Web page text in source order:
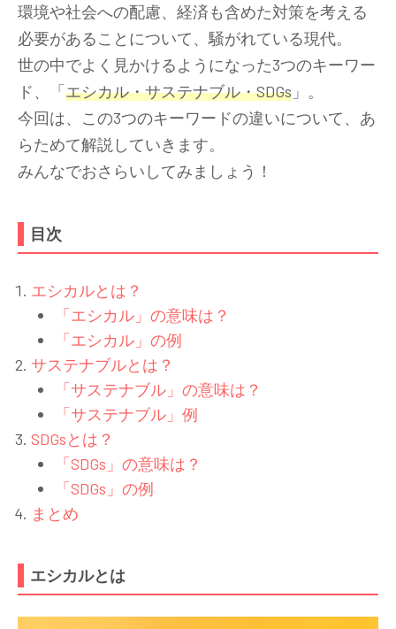
環境や社会への配慮、経済も含めた対策を考える
必要があることについて、騒がれている現代。
世の中でよく見かけるようになった3つのキーワー
ド、「エシカル・サステナブル・SDGs 」。
今回は、この3つのキーワードの違いについて、あ
らためて解説していきます。
みんなでおさらいしてみましょう！
目次
エシカルとは？
「エシカル」の意味は？
「エシカル」の例
サステナブルとは？
「サステナブル」の意味は？
「サステナブル」例
SDGsとは？
「SDGs」の意味は？
「SDGs」の例
まとめ
エシカルとは